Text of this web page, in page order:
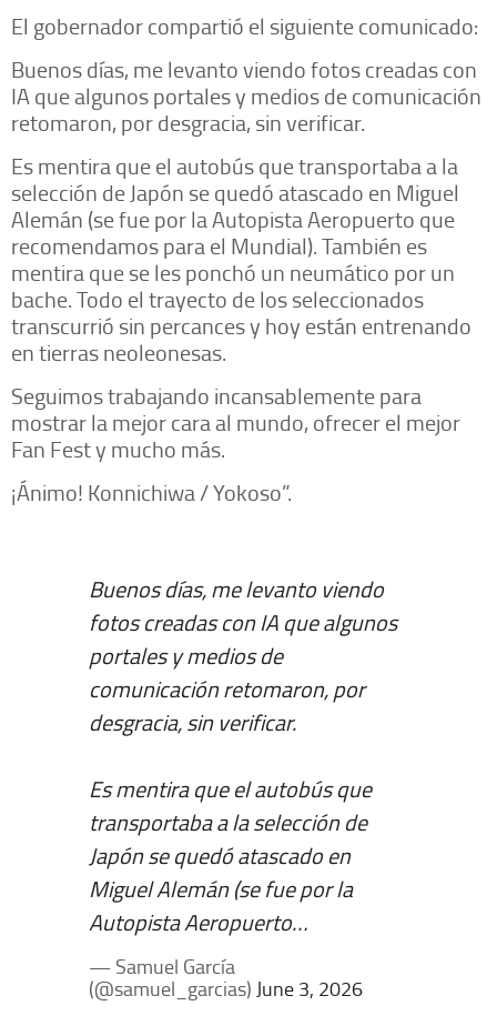
El gobernador compartió el siguiente comunicado:
Buenos días, me levanto viendo fotos creadas con
IA que algunos portales y medios de comunicación
retomaron, por desgracia, sin verificar.
Es mentira que el autobús que transportaba a la
selección de Japón se quedó atascado en Miguel
Alemán (se fue por la Autopista Aeropuerto que
recomendamos para el Mundial). También es
mentira que se les ponchó un neumático por un
bache. Todo el trayecto de los seleccionados
transcurrió sin percances y hoy están entrenando
en tierras neoleonesas.
Seguimos trabajando incansablemente para
mostrar la mejor cara al mundo, ofrecer el mejor
Fan Fest y mucho más.
¡Ánimo! Konnichiwa / Yokoso”.
Buenos días, me levanto viendo
fotos creadas con IA que algunos
portales y medios de
comunicación retomaron, por
desgracia, sin verificar.
Es mentira que el autobús que
transportaba a la selección de
Japón se quedó atascado en
Miguel Alemán (se fue por la
Autopista Aeropuerto…
— Samuel García
(@samuel_garcias) June 3, 2026